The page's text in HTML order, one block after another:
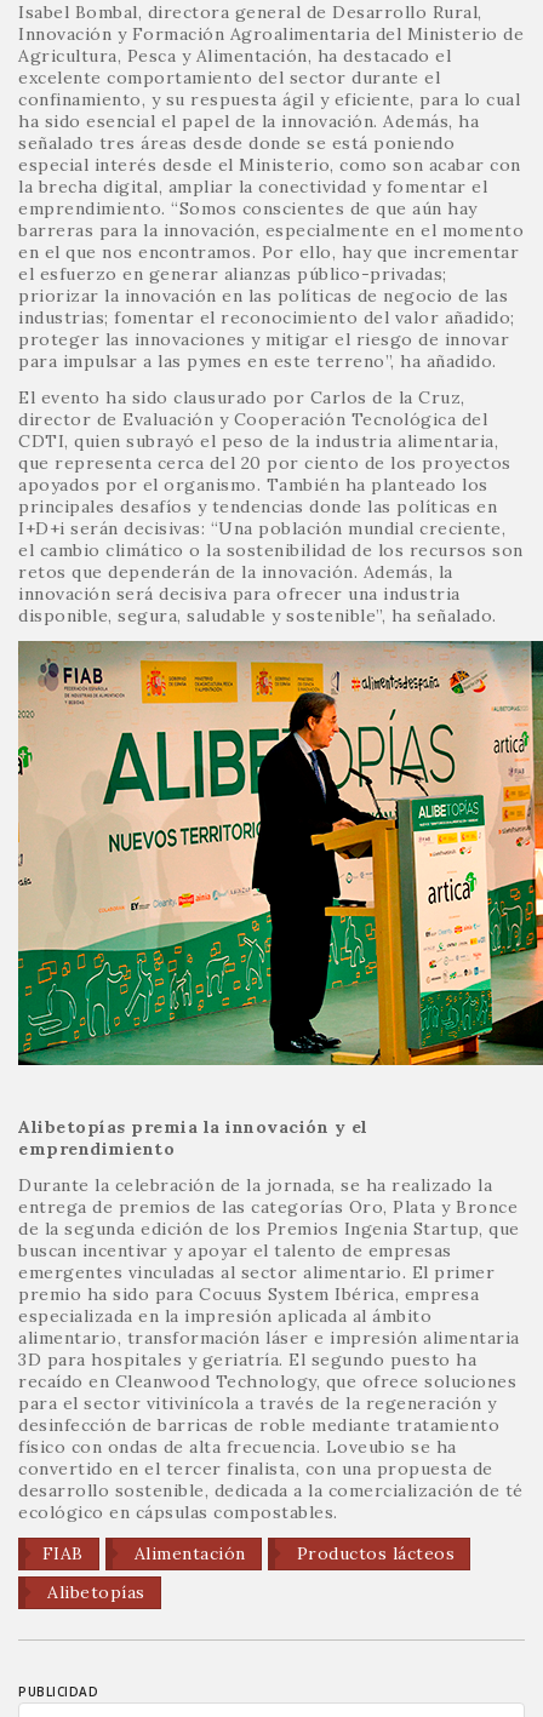
Isabel Bombal, directora general de Desarrollo Rural,
Innovación y Formación Agroalimentaria del Ministerio de
Agricultura, Pesca y Alimentación, ha destacado el
excelente comportamiento del sector durante el
confinamiento, y su respuesta ágil y eficiente, para lo cual
ha sido esencial el papel de la innovación. Además, ha
señalado tres áreas desde donde se está poniendo
especial interés desde el Ministerio, como son acabar con
la brecha digital, ampliar la conectividad y fomentar el
emprendimiento. “Somos conscientes de que aún hay
barreras para la innovación, especialmente en el momento
en el que nos encontramos. Por ello, hay que incrementar
el esfuerzo en generar alianzas público-privadas;
priorizar la innovación en las políticas de negocio de las
industrias; fomentar el reconocimiento del valor añadido;
proteger las innovaciones y mitigar el riesgo de innovar
para impulsar a las pymes en este terreno”, ha añadido.
El evento ha sido clausurado por Carlos de la Cruz,
director de Evaluación y Cooperación Tecnológica del
CDTI, quien subrayó el peso de la industria alimentaria,
que representa cerca del 20 por ciento de los proyectos
apoyados por el organismo. También ha planteado los
principales desafíos y tendencias donde las políticas en
I+D+i serán decisivas: “Una población mundial creciente,
el cambio climático o la sostenibilidad de los recursos son
retos que dependerán de la innovación. Además, la
innovación será decisiva para ofrecer una industria
disponible, segura, saludable y sostenible”, ha señalado.
Alibetopías premia la innovación y el
emprendimiento
Durante la celebración de la jornada, se ha realizado la
entrega de premios de las categorías Oro, Plata y Bronce
de la segunda edición de los Premios Ingenia Startup, que
buscan incentivar y apoyar el talento de empresas
emergentes vinculadas al sector alimentario. El primer
premio ha sido para Cocuus System Ibérica, empresa
especializada en la impresión aplicada al ámbito
alimentario, transformación láser e impresión alimentaria
3D para hospitales y geriatría. El segundo puesto ha
recaído en Cleanwood Technology, que ofrece soluciones
para el sector vitivinícola a través de la regeneración y
desinfección de barricas de roble mediante tratamiento
físico con ondas de alta frecuencia. Loveubio se ha
convertido en el tercer finalista, con una propuesta de
desarrollo sostenible, dedicada a la comercialización de té
ecológico en cápsulas compostables.
FIAB
Alimentación
Productos lácteos
Alibetopías
PUBLICIDAD